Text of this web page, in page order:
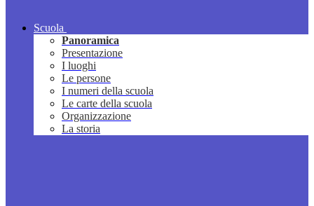
Scuola
Panoramica
Presentazione
I luoghi
Le persone
I numeri della scuola
Le carte della scuola
Organizzazione
La storia